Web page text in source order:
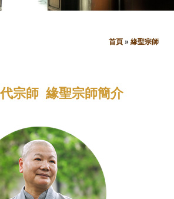
首頁 » 緣聖宗師
宗師 緣聖宗師簡介